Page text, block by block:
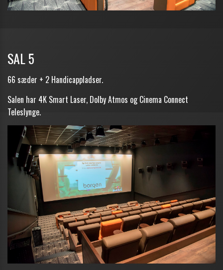
SAL 5
66 sæder + 2 Handicappladser.
Salen har 4K Smart Laser, Dolby Atmos og Cinema Connect
Teleslynge.